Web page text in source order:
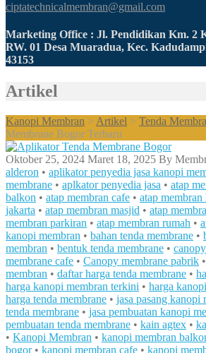
ciptatechnicalmembran@gmail.com
Marketing Office : Jl. Pendidikan Km. 2
RW. 01 Desa Muaradua, Kec.
43153
Artikel
Kanopi Membran > Artikel > Tenda
Membrane Bogor Terbaru
Oktober 25, 2024 Maret 18, 2025 By
alderon • aplikator penyedia jasa kanopi
membrane • aplkator penyedia jasa • atap
balkon • atap membran cafe • atap membran
jakarta • atap membran masjid • atap
membran parkiran • atap membran rumah •
kanopi membran • bahan tenda membrane •
membran • bentuk tenda membrane •
membrane cafe • Canopy membrane pabrik •
membran • daftar harga tenda membrane •
harga kanopi membran terkini • harga
harga tenda membrane • jasa pasang kanopi
tenda membrane • jasa pembuatan kanopi
pembuatan tenda membrane • kain agtex •
• Kanopi Membran • kanopi membran
bogor• kanopi membran cafe • kanopi